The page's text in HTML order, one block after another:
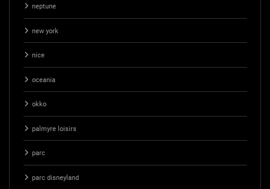
neptune
new york
nice
oceania
okko
palmyre loisirs
parc
parc disneyland